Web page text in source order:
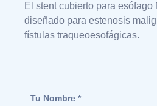
El stent cubierto para esófago
diseñado para estenosis
fístulas traqueoesofágicas.